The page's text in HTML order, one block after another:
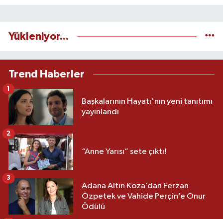
Yükleniyor...
Trend Haberler
Başkalarının Hayatı'nın yeni tanıtımı
yayınlandı
1
“Anne Yarısı” sete çıktı!
2
Adana Altın Koza’dan Ferzan
Özpetek ve Vahide Perçin’e Onur
Ödülü
3